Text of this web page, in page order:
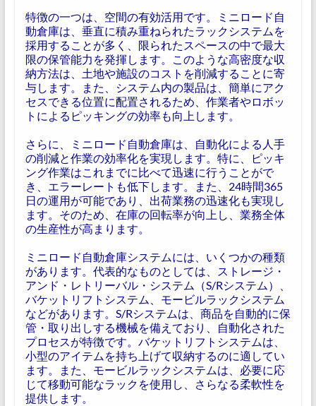
特徴の一つは、空間の有効活用です。ミニロード自
動倉庫は、垂直に積み重ねられたラックシステムを
採用することが多く、限られたスペースの中で最大
限の保管能力を発揮します。このような高密度な収
納方法は、土地や施設のコストを削減することに寄
与します。また、システム内の製品は、簡単にアク
セスできる位置に配置されるため、作業者やロボッ
トによるピッキングの効率も向上します。
さらに、ミニロード自動倉庫は、自動化による人手
の削減と作業の効率化を実現します。特に、ピッキ
ング作業はこれまでに比べて迅速に行うことがで
き、エラーレートも低下します。また、24時間365
日の運用が可能であり、出荷業務の迅速化も実現し
ます。そのため、在庫の回転率が向上し、業務全体
の生産性が高まります。
ミニロード自動倉庫システムには、いくつかの種類
があります。代表的なものとしては、ストレージ・
アンド・レトリーバル・システム（S/Rシステム）、
バケットリフトシステム、モービルラックシステム
などがあります。S/Rシステムは、商品を自動的に保
管・取り出しする機械を備えており、自動化された
プロセスが特徴です。バケットリフトシステムは、
小型のアイテムを持ち上げて収納するのに適してい
ます。また、モービルラックシステムは、必要に応
じて移動可能なラックを使用し、さらなる柔軟性を
提供します。